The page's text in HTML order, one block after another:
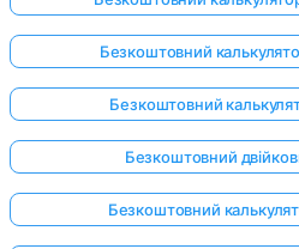
Безкоштовний
Безкоштовний
Безкоштовний
Безкоштовний